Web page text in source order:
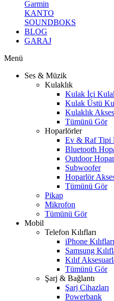
Garmin
KANTO
SOUNDBOKS
BLOG
GARAJ
Menü
Ses & Müzik
Kulaklık
Kulak İçi
Kulak Üstü
Kulaklık
Tümünü Gör
Hoparlörler
Ev & Raf Tipi
Bluetooth
Outdoor
Subwoofer
Hoparlör
Tümünü Gör
Pikap
Mikrofon
Tümünü Gör
Mobil
Telefon Kılıfları
iPhone Kılıfları
Samsung
Kılıf
Tümünü Gör
Şarj & Bağlantı
Şarj Cihazları
Powerbank